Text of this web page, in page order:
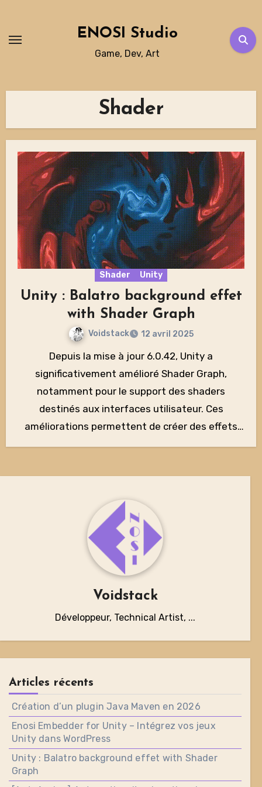
content
ENOSI Studio
Game, Dev, Art
Shader
Shader Unity
Unity : Balatro background effet
with Shader Graph
Voidstack 12 avril 2025
Depuis la mise à jour 6.0.42, Unity a
significativement amélioré Shader Graph,
notamment pour le support des shaders
destinés aux interfaces utilisateur. Ces
améliorations permettent de créer des effets
visuels…
Voidstack
Développeur, Technical Artist, ...
Articles récents
Création d’un plugin Java Maven en 2026
Enosi Embedder for Unity – Intégrez vos jeux
Unity dans WordPress
Unity : Balatro background effet with Shader
Graph